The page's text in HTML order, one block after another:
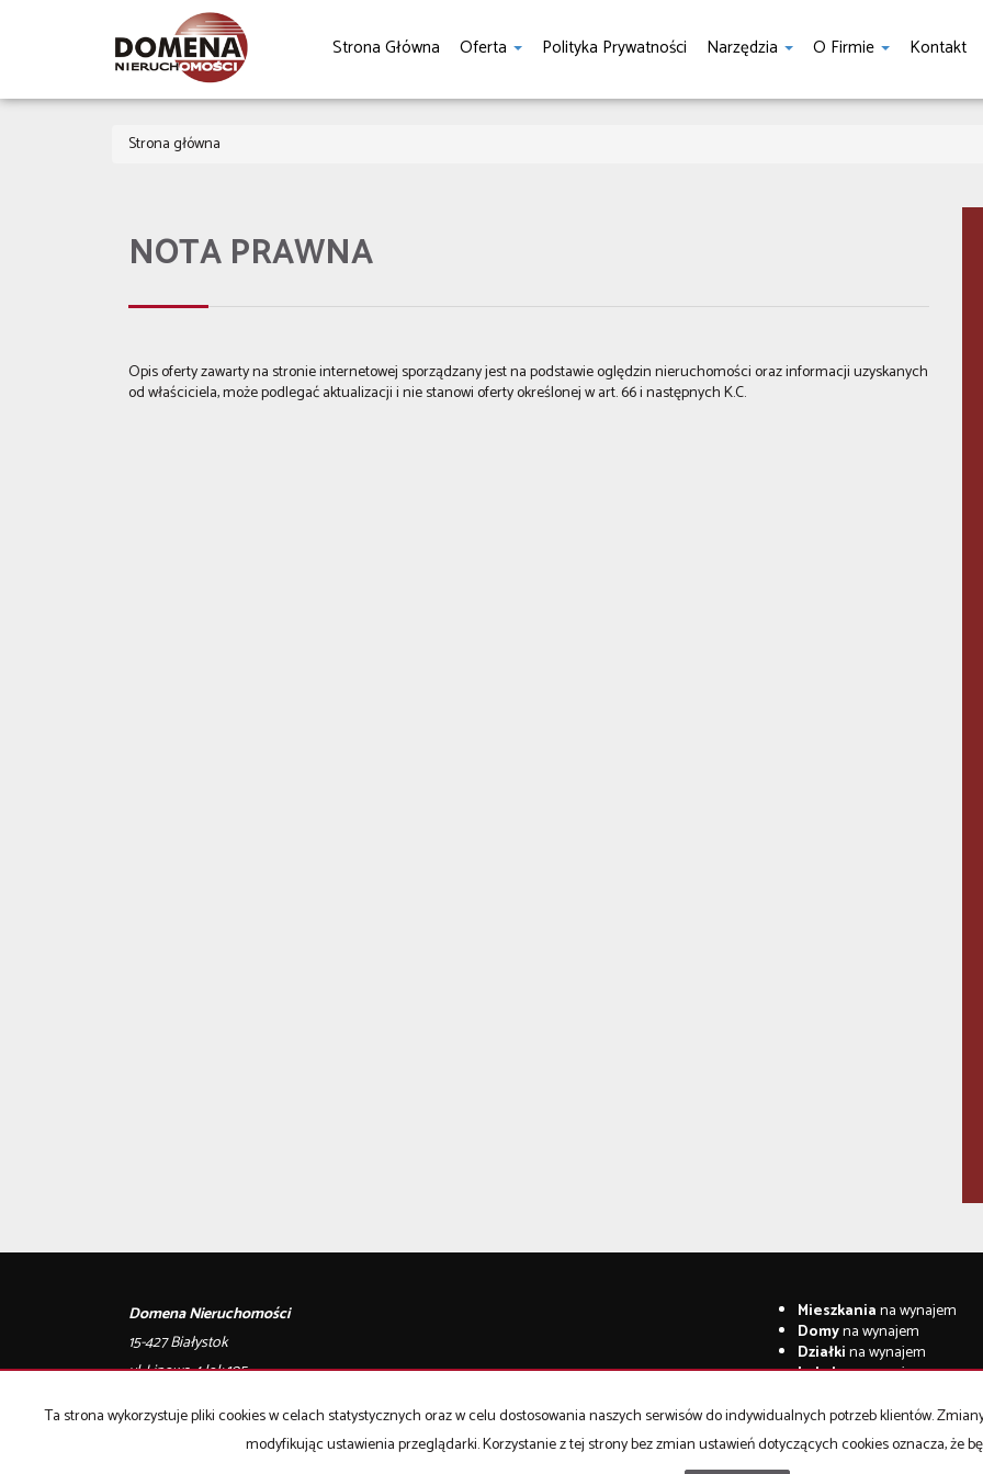
Strona Główna Oferta Polityka Prywatności Narzędzia O Firmie Kontakt
Strona główna
NOTA PRAWNA
Opis oferty zawarty na stronie internetowej sporządzany jest na podstawie oględzin nieruchomości oraz informacji uzyskanych
od właściciela, może podlegać aktualizacji i nie stanowi oferty określonej w art. 66 i następnych K.C.
Domena Nieruchomości
15-427 Białystok
ul. Lipowa 4 lok.105
biuro@bialystok-nieruchomosci.pl
Mieszkaniana wynajem
Domyna wynajem
Działkina wynajem
Lokalena wynajem
Obiektyna wynajem
Ta strona wykorzystuje pliki cookies w celach statystycznych oraz w celu dostosowania naszych serwisów do indywidualnych potrzeb klientów.
modyfikując ustawienia przeglądarki. Korzystanie z tej strony bez zmian ustawień dotyczących cookies oznacza, że